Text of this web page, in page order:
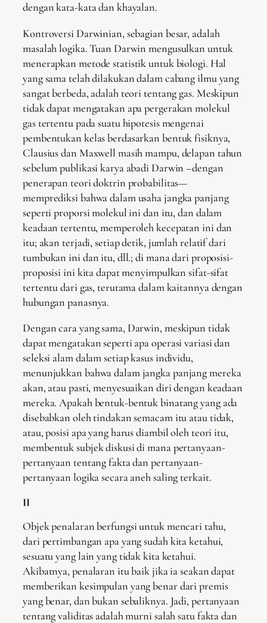
dengan kata-kata dan khayalan.
Kontroversi Darwinian, sebagian besar, adalah
masalah logika. Tuan Darwin mengusulkan untuk
menerapkan metode statistik untuk biologi. Hal
yang sama telah dilakukan dalam cabang ilmu yang
sangat berbeda, adalah teori tentang gas. Meskipun
tidak dapat mengatakan apa pergerakan molekul
gas tertentu pada suatu hipotesis mengenai
pembentukan kelas berdasarkan bentuk fisiknya,
Clausius dan Maxwell masih mampu, delapan tahun
sebelum publikasi karya abadi Darwin –dengan
penerapan teori doktrin probabilitas—
memprediksi bahwa dalam usaha jangka panjang
seperti proporsi molekul ini dan itu, dan dalam
keadaan tertentu, memperoleh kecepatan ini dan
itu; akan terjadi, setiap detik, jumlah relatif dari
tumbukan ini dan itu, dll.; di mana dari proposisi-
proposisi ini kita dapat menyimpulkan sifat-sifat
tertentu dari gas, terutama dalam kaitannya dengan
hubungan panasnya.
Dengan cara yang sama, Darwin, meskipun tidak
dapat mengatakan seperti apa operasi variasi dan
seleksi alam dalam setiap kasus individu,
menunjukkan bahwa dalam jangka panjang mereka
akan, atau pasti, menyesuaikan diri dengan keadaan
mereka. Apakah bentuk-bentuk binatang yang ada
disebabkan oleh tindakan semacam itu atau tidak,
atau, posisi apa yang harus diambil oleh teori itu,
membentuk subjek diskusi di mana pertanyaan-
pertanyaan tentang fakta dan pertanyaan-
pertanyaan logika secara aneh saling terkait.
II
Objek penalaran berfungsi untuk mencari tahu,
dari pertimbangan apa yang sudah kita ketahui,
sesuatu yang lain yang tidak kita ketahui.
Akibatnya, penalaran itu baik jika ia seakan dapat
memberikan kesimpulan yang benar dari premis
yang benar, dan bukan sebaliknya. Jadi, pertanyaan
tentang validitas adalah murni salah satu fakta dan